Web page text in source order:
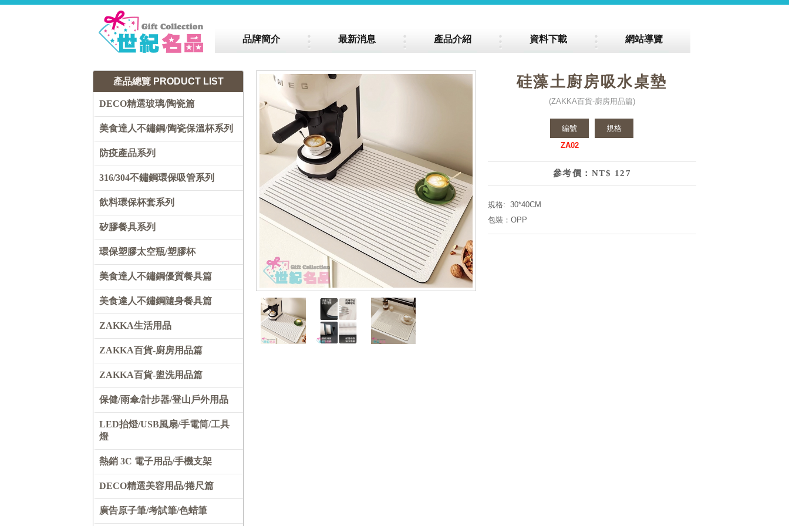
品牌簡介 最新消息 產品介紹 資料下載 網站導覽
產品總覽 PRODUCT LIST
DECO精選玻璃/陶瓷篇
美食達人不鏽鋼/陶瓷保溫杯系列
防疫產品系列
316/304不鏽鋼環保吸管系列
飲料環保杯套系列
矽膠餐具系列
環保塑膠太空瓶/塑膠杯
美食達人不鏽鋼優質餐具篇
美食達人不鏽鋼隨身餐具篇
ZAKKA生活用品
ZAKKA百貨-廚房用品篇
ZAKKA百貨-盥洗用品篇
保健/雨傘/計步器/登山戶外用品
LED抬燈/USB風扇/手電筒/工具
燈
熱銷 3C 電子用品/手機支架
DECO精選美容用品/捲尺篇
廣告原子筆/考試筆/色蜡筆
硅藻土廚房吸水桌墊
(ZAKKA百貨-廚房用品篇)
編號
ZA02
規格
參考價：NT$ 127
規格: 30*40CM
包裝：OPP